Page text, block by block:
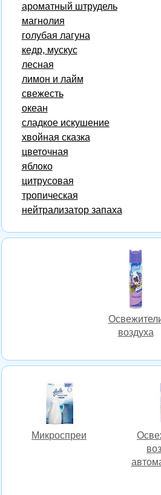
ароматный штрудель
магнолия
голубая лагуна
кедр, мускус
лесная
лимон и лайм
свежесть
океан
сладкое искушение
хвойная сказка
цветочная
яблоко
цитрусовая
тропическая
нейтрализатор запаха
воздуха
Микроспреи